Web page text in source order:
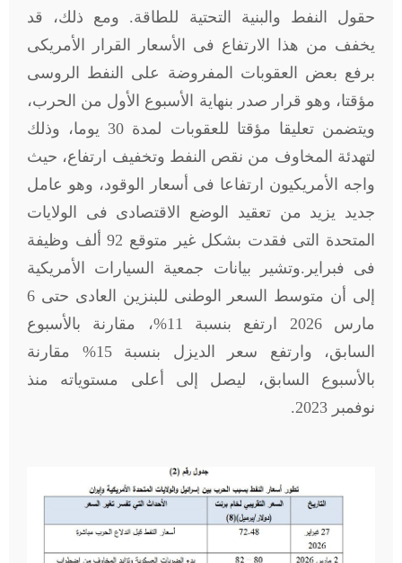
حقول النفط والبنية التحتية للطاقة. ومع ذلك، قد
يخفف من هذا الارتفاع فى الأسعار القرار الأمريكى
برفع بعض العقوبات المفروضة على النفط الروسى
مؤقتا، وهو قرار صدر بنهاية الأسبوع الأول من الحرب،
ويتضمن تعليقا مؤقتا للعقوبات لمدة 30 يوما، وذلك
لتهدئة المخاوف من نقص النفط وتخفيف ارتفاع، حيث
واجه الأمريكيون ارتفاعا فى أسعار الوقود، وهو عامل
جديد يزيد من تعقيد الوضع الاقتصادى فى الولايات
المتحدة التى فقدت بشكل غير متوقع 92 ألف وظيفة
فى فبراير.وتشير بيانات جمعية السيارات الأمريكية
إلى أن متوسط السعر الوطنى للبنزين العادى حتى 6
مارس 2026 ارتفع بنسبة 11%، مقارنة بالأسبوع
السابق، وارتفع سعر الديزل بنسبة 15% مقارنة
بالأسبوع السابق، ليصل إلى أعلى مستوياته منذ
نوفمبر 2023.